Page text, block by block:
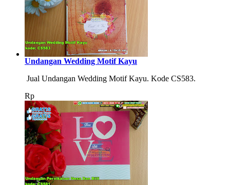
Undangan Wedding Motif Kayu
Jual Undangan Wedding Motif Kayu. Kode CS583.
Rp